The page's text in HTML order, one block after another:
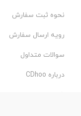
نحوه ثبت سفارش
رویه ارسال سفارش
سوالات متداول
درباره CDhoo